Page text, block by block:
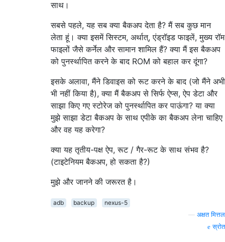
साथ।
सबसे पहले, यह सब क्या बैकअप देता है? मैं सब कुछ मान
लेता हूं। क्या इसमें सिस्टम, अर्थात्, एंड्रॉइड फाइलें, मुख्य रॉम
फाइलों जैसे कर्नेल और सामान शामिल हैं? क्या मैं इस बैकअप
को पुनर्स्थापित करने के बाद ROM को बहाल कर दूंगा?
इसके अलावा, मैंने डिवाइस को रूट करने के बाद (जो मैंने अभी
भी नहीं किया है), क्या मैं बैकअप से सिर्फ ऐप्स, ऐप डेटा और
साझा किए गए स्टोरेज को पुनर्स्थापित कर पाऊंगा? या क्या
मुझे साझा डेटा बैकअप के साथ एपीके का बैकअप लेना चाहिए
और वह यह करेगा?
क्या यह तृतीय-पक्ष ऐप, रूट / गैर-रूट के साथ संभव है?
(टाइटेनियम बैकअप, हो सकता है?)
मुझे और जानने की जरूरत है।
adb backup
nexus-5
अक्षत मित्तल
स्रोत